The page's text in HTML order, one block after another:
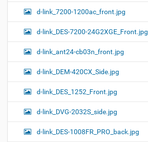
d-link_7200-1200ac_front.jpg
d-link_DES-7200-24G2XGE_Front.jpg
d-link_ant24-cb03n_front.jpg
d-link_DEM-420CX_Side.jpg
d-link_DES_1252_Front.jpg
d-link_DVG-2032S_side.jpg
d-link_DES-1008FR_PRO_back.jpg